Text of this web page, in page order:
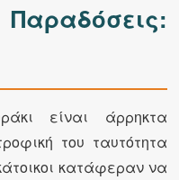
είναι άρρηκτα
του ταυτότητα
κατάφεραν να